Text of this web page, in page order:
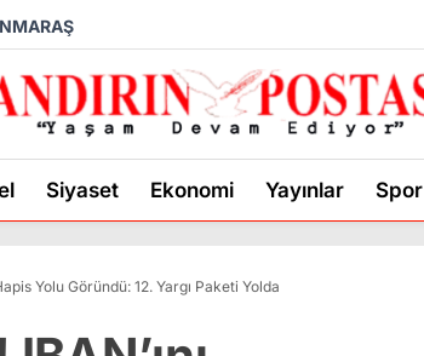
Siyaset Ekonomi Yayınlar Spor
Yolu Göründü: 12. Yargı Paketi Yolda